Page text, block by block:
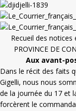
Recueil des notices
PROVINCE DE
Aux avant-
Dans le récit des faits
Gigelli, nous nous
de la journée du 17 et
forcèrent le